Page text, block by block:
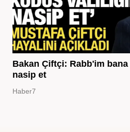
Bakan Çiftçi: Rabb'im
nasip et
Haber7